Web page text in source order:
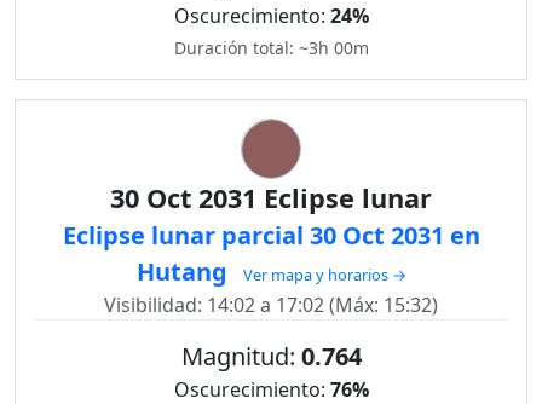
Oscurecimiento: 24%
Duración total: ~3h 00m
30 Oct 2031 Eclipse lunar
Eclipse lunar parcial 30 Oct 2031 en
Hutang
Ver mapa y horarios →
Visibilidad: 14:02 a 17:02 (Máx: 15:32)
Magnitud: 0.764
Oscurecimiento: 76%